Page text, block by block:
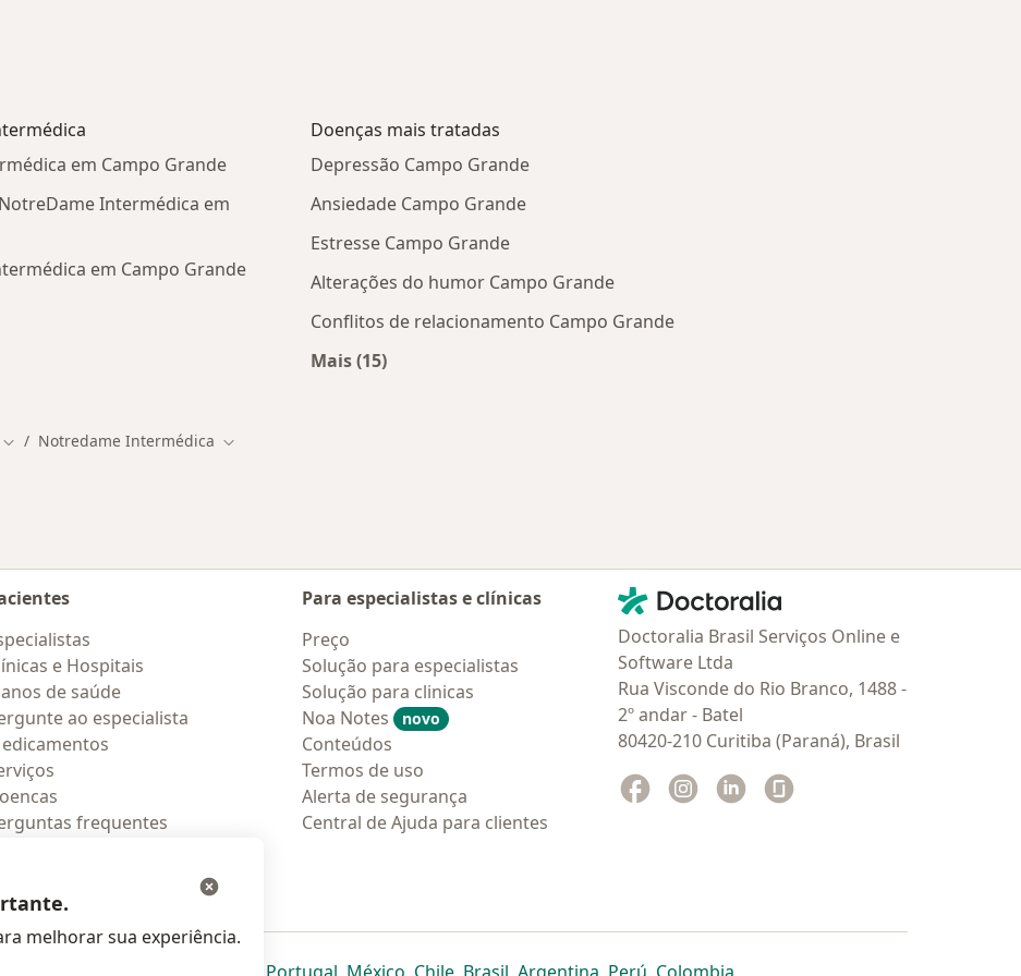
em Campo Grande
Intermédica em
em Campo Grande
Doenças mais tratadas
Depressão Campo Grande
Ansiedade Campo Grande
Estresse Campo Grande
Alterações do humor Campo Grande
Conflitos de relacionamento Campo Grande
Mais (15)
Mudar de cidade
Notredame Intermédica Mudar de cidade
e Hospitais
de saúde
ao especialista
frequentes
Para especialistas e clínicas
Preço
Solução para especialistas
Solução para clinicas
Noa Notes
novo
Conteúdos
Termos de uso
Alerta de segurança
Central de Ajuda para clientes
Contato
Doctoralia - Homepage
Doctoralia Brasil Serviços Online e
Software Ltda
Rua Visconde do Rio Branco, 1488 -
2º andar - Batel
80420-210 Curitiba (Paraná), Brasil
Facebook
abre num novo separador
Instagram
abre num novo separador
Linkedin
abre num novo separador
abre num novo separadorabre num novo separador
abre num novo separador
abre num novo separador
abre num novo separador
abre num novo separador
abre num novo separador
abre num novo separador
abre num novo separador
abre num novo separador
melhorar sua experiência.